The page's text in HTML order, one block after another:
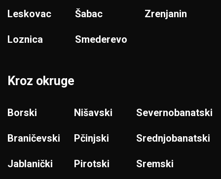
Leskovac
Loznica
Šabac
Smederevo
Zrenjanin
Kroz okruge
Borski
Braničevski
Jablanički
Nišavski
Pčinjski
Pirotski
Severnobanatski
Srednjobanatski
Sremski